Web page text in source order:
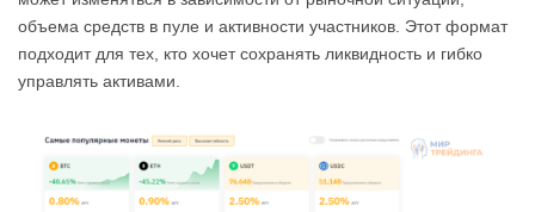
объема средств в пуле и активности участников. Этот формат
подходит для тех, кто хочет сохранять ликвидность и гибко
управлять активами.